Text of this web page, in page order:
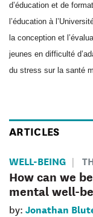
d’éducation et de
l’éducation à
la conception et
jeunes en difficulté
du stress sur la santé
ARTICLES
WELL-BEING
How can we
mental well-
by: Jonathan